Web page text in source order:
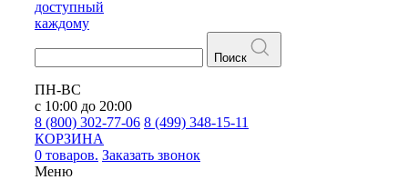
доступный
каждому
Поиск
ПН-ВС
с 10:00 до 20:00
8 (800) 302-77-06 8 (499) 348-15-11
КОРЗИНА
0 товаров. Заказать звонок
Меню